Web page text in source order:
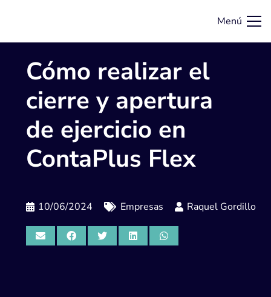
Menú
Cómo realizar el
cierre y apertura
de ejercicio en
ContaPlus Flex
10/06/2024 Empresas Raquel Gordillo